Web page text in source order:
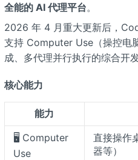
全能的 AI 代理平台。
2026 年 4 月重大更新后，
支持 Computer Use（操控电
成、多代理并行执行的综合开发
核心能力
能力
🖥️ Computer
Use
直接操作
器等）